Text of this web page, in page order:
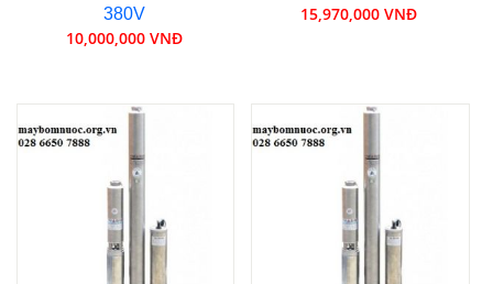
380V
10,000,000 VNĐ
15,970,000 VNĐ